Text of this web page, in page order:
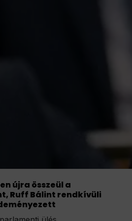
újra összeül a
Ruff Bálint rendkívüli